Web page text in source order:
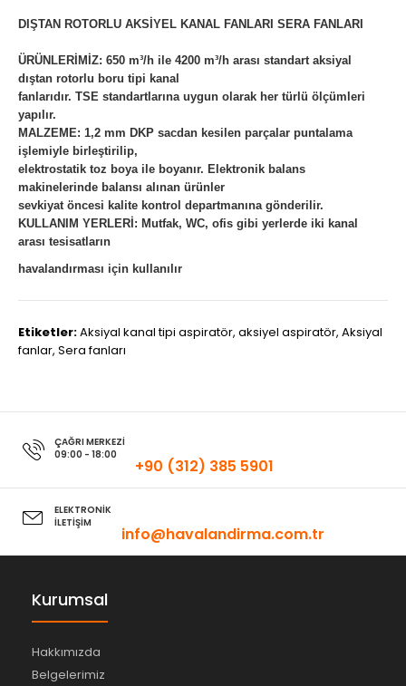
DIŞTAN ROTORLU AKSİYEL KANAL FANLARI SERA FANLARI
ÜRÜNLERİMİZ: 650 m³/h ile 4200 m³/h arası standart aksiyal
dıştan rotorlu boru tipi kanal
fanlarıdır. TSE standartlarına uygun olarak her türlü ölçümleri
yapılır.
MALZEME: 1,2 mm DKP sacdan kesilen parçalar puntalama
işlemiyle birleştirilip,
elektrostatik toz boya ile boyanır. Elektronik balans
makinelerinde balansı alınan ürünler
sevkiyat öncesi kalite kontrol departmanına gönderilir.
KULLANIM YERLERİ: Mutfak, WC, ofis gibi yerlerde iki kanal
arası tesisatların
havalandırması için kullanılır
Etiketler:Aksiyal kanal tipi aspiratör, aksiyel aspiratör, Aksiyal
fanlar, Sera fanları
ÇAĞRI MERKEZİ
09:00 - 18:00
+90 (312) 385 5901
ELEKTRONİK
İLETİŞİM
info@havalandirma.com.tr
Kurumsal
Hakkımızda
Belgelerimiz